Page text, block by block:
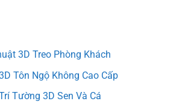
3D Treo Phòng Khách
Tôn Ngộ Không Cao Cấp
Tường 3D Sen Và Cá